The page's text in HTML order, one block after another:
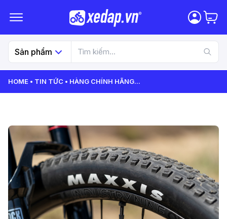
Sản phẩm
HOME TIN TỨC HÀNG CHÍNH HÃNG...